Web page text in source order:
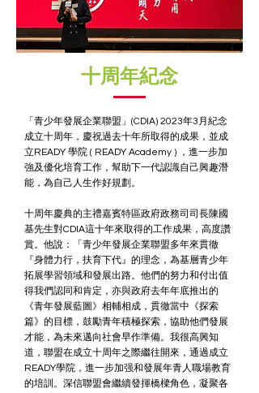
十周年紀念
「青少年發展企業聯盟」(CDIA) 2023年3月紀念
成立十周年，慶祝過去十年所取得的成果，並成
立READY 學院 ( READY Academy ) ，進一步加
強及優化培育工作，幫助下一代認識自己興趣潛
能，為自己人生作好規劃。
十周年慶典的主禮嘉賓特區政府政務司司長陳國
基先生對CDIA這十年來取得的工作成果，高度讚
賞。他說：「青少年發展企業聯盟多年來貫徹
『身體力行，扶育下代』的理念，為基層青少年
拓展學習領域和發展出路。他們的努力和付出值
得我們認同和肯定，亦與政府去年年底推出的
《青年發展藍圖》相輔相成，貫徹當中《探索
篇》的目標，鼓勵青年積極探索，協助他們發展
才能，為未來邁向社會早作準備。我很高興知
道，聯盟在成立十周年之際繼往開來，通過成立
READY學院，進一步加强和發展年青人職場教育
的培訓。深信聯盟會繼續發揮橋樑角色，凝聚各